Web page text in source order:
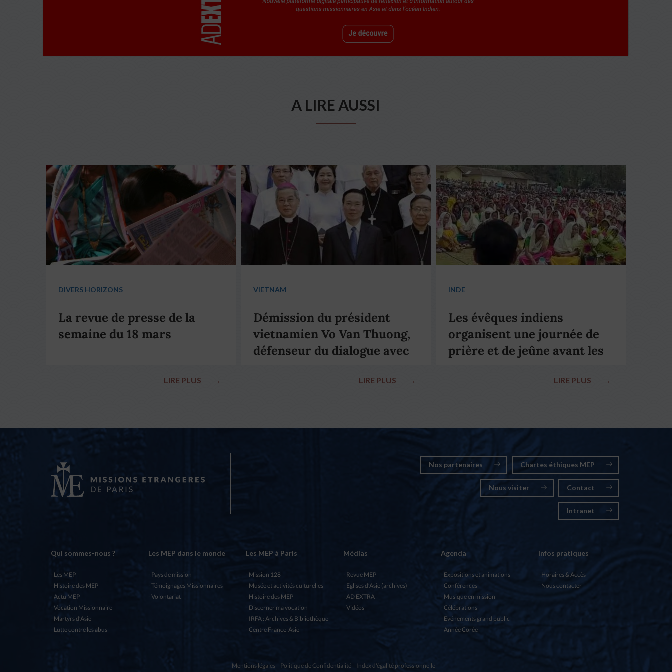
A LIRE AUSSI
DIVERS HORIZONS
La revue de presse de la
semaine du 18 mars
LIRE PLUS →
VIETNAM
Démission du président
vietnamien Vo Van Thuong,
défenseur du dialogue avec
LIRE PLUS →
INDE
Les évêques indiens
organisent une journée de
prière et de jeûne avant les
LIRE PLUS →
Nos partenaires Chartes éthiques MEP
Nous visiter Contact
Intranet
Qui sommes-nous ?
Les MEP
Histoire des MEP
Actu MEP
Vocation Missionnaire
Martyrs d’Asie
Lutte contre les abus
Les MEP dans le monde
Pays de mission
Témoignages Missionnaires
Volontariat
Les MEP à Paris
Mission 128
Musée et activités culturelles
Histoire des MEP
Discerner ma vocation
IRFA : Archives & Bibliothèque
Centre France-Asie
Médias
Revue MEP
Eglises d’Asie (archives)
AD EXTRA
Vidéos
Agenda
Expositions et animations
Conférences
Musique en mission
Célébrations
Evénements grand public
Année Corée
Infos pratiques
Horaires & Accès
Nous contacter
Mentions légales Politique de Confidentialité Index d'égalité professionnelle